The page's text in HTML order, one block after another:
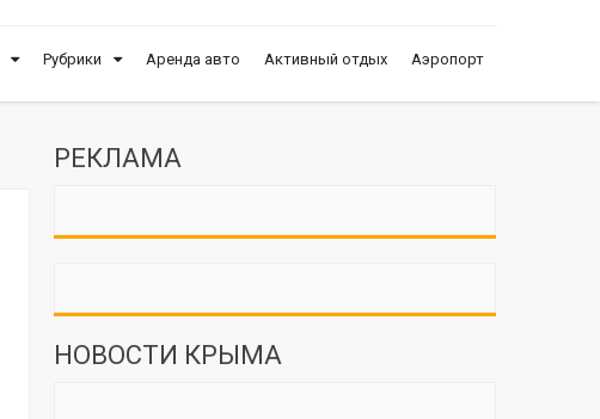
Рубрики Аренда авто Активный отдых Аэропорт
РЕКЛАМА
НОВОСТИ КРЫМА